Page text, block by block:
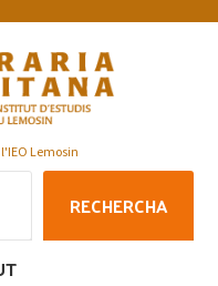
Lemosin
RECHERCHA